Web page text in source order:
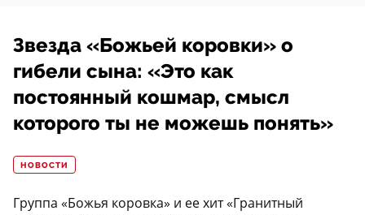
Звезда «Божьей коровки» о
гибели сына: «Это как
постоянный кошмар, смысл
которого ты не можешь понять»
НОВОСТИ
Группа «Божья коровка» и ее хит «Гранитный